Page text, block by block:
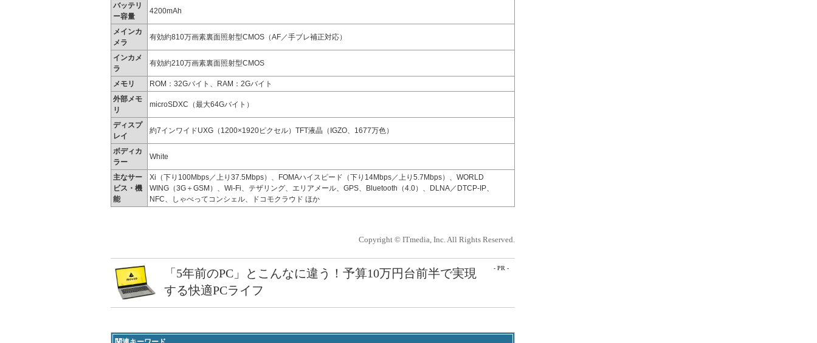
バッテリ
ー容量
4200mAh
メインカ
メラ
有効約810万画素裏面照射型CMOS（AF／手ブレ補正対応）
インカメ
ラ
有効約210万画素裏面照射型CMOS
メモリ
ROM：32Gバイト、RAM：2Gバイト
外部メモ
リ
microSDXC（最大64Gバイト）
ディスプ
レイ
約7インワイドUXG（1200×1920ピクセル）TFT液晶（IGZO、1677万色）
ボディカ
ラー
White
主なサー
ビス・機
能
Xi（下り100Mbps／上り37.5Mbps）、FOMAハイスピード（下り14Mbps／上り5.7Mbps）、WORLD
WING（3G＋GSM）、Wi-Fi、テザリング、エリアメール、GPS、Bluetooth（4.0）、DLNA／DTCP-IP、
NFC、しゃべってコンシェル、ドコモクラウド ほか
Copyright © ITmedia, Inc. All Rights Reserved.
- PR -
「5年前のPC」とこんなに違う！予算10万円台前半で実現
する快適PCライフ